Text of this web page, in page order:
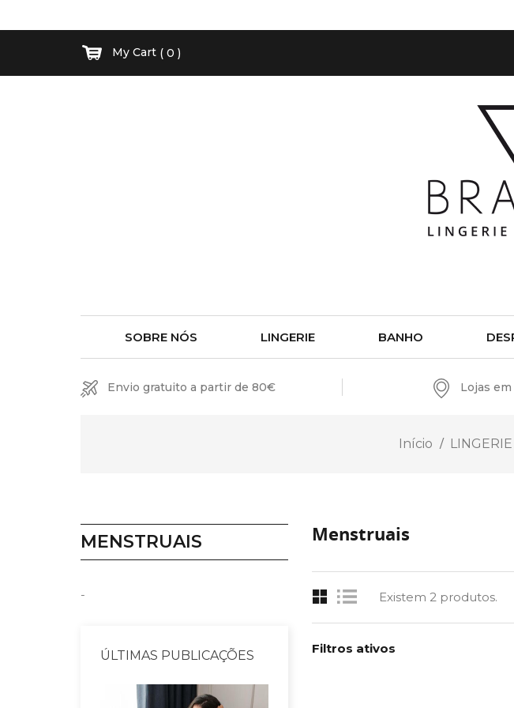
My Cart ( 0 )
SOBRE NÓS LINGERIE BANHO
Envio gratuito a partir de 80€ Lojas
Início LINGERIE
MENSTRUAIS
-
ÚLTIMAS PUBLICAÇÕES
Menstruais
Existem 2 produtos.
Filtros ativos